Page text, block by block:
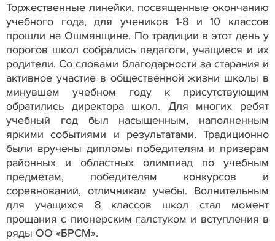
Торжественные линейки, посвященные окончанию
учебного года, для учеников 1-8 и 10 классов
прошли на Ошмянщине. По традиции в этот день у
порогов школ собрались педагоги, учащиеся и их
родители. Со словами благодарности за старания и
активное участие в общественной жизни школы в
минувшем учебном году к присутствующим
обратились директора школ. Для многих ребят
учебный год был насыщенным, наполненным
яркими событиями и результатами. Традиционно
были вручены дипломы победителям и призерам
районных и областных олимпиад по учебным
предметам, победителям конкурсов и
соревнований, отличникам учебы. Волнительным
для учащихся 8 классов школ стал момент
прощания с пионерским галстуком и вступления в
ряды ОО «БРСМ».